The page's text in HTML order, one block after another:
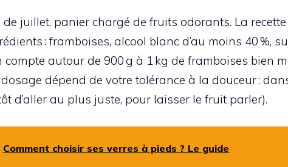
de juillet, panier chargé de fruits odorants. La
: framboises, alcool blanc d’au moins 40 %,
compte autour de 900 g à 1 kg de framboises bien
dépend de votre tolérance à la douceur :
d’aller au plus juste, pour laisser le fruit parler).
Comment choisir ses verres à pieds ? Le guide